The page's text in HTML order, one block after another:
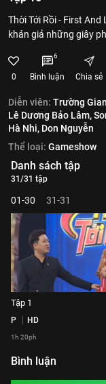
Thời Tới Rồi - First
khán giả những giây
0
6
Bình luận Chia sẻ
Diễn viên: Trường
Lê Dương Bảo Lâm,
Hà Nhi, Don Nguyễn
Thể loại: Gameshow
Danh sách tập
31/31 tập
01-30 31-31
Tập 1
P HD
1h 20ph
Bình luận